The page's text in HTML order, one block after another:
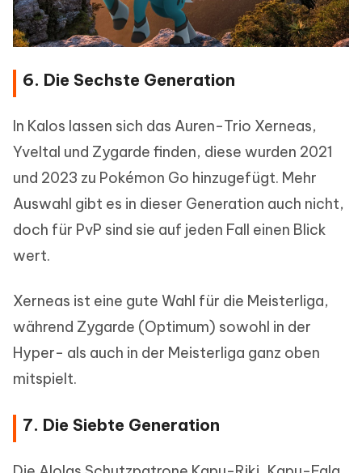
6. Die Sechste Generation
In Kalos lassen sich das Auren-Trio Xerneas,
Yveltal und Zygarde finden, diese wurden 2021
und 2023 zu Pokémon Go hinzugefügt. Mehr
Auswahl gibt es in dieser Generation auch nicht,
doch für PvP sind sie auf jeden Fall einen Blick
wert.
Xerneas ist eine gute Wahl für die Meisterliga,
während Zygarde (Optimum) sowohl in der
Hyper- als auch in der Meisterliga ganz oben
mitspielt.
7. Die Siebte Generation